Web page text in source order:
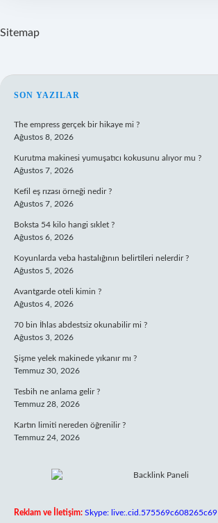
Sitemap
SIDEBAR
SON YAZILAR
The empress gerçek bir hikaye mi ?
Ağustos 8, 2026
Kurutma makinesi yumuşatıcı kokusunu alıyor mu ?
Ağustos 7, 2026
Kefil eş rızası örneği nedir ?
Ağustos 7, 2026
Boksta 54 kilo hangi sıklet ?
Ağustos 6, 2026
Koyunlarda veba hastalığının belirtileri nelerdir ?
Ağustos 5, 2026
Avantgarde oteli kimin ?
Ağustos 4, 2026
70 bin İhlas abdestsiz okunabilir mi ?
Ağustos 3, 2026
Şişme yelek makinede yıkanır mı ?
Temmuz 30, 2026
Tesbih ne anlama gelir ?
Temmuz 28, 2026
Kartın limiti nereden öğrenilir ?
Temmuz 24, 2026
Reklam ve İletişim: Skype: live:.cid.575569c608265c69